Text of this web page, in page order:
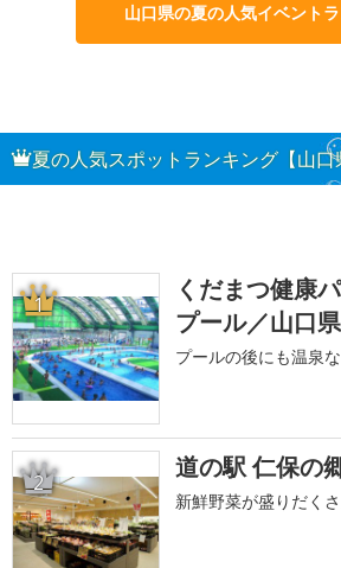
山口県の夏の人気イベント
夏の人気スポットランキング【山口
1
くだまつ健康
プール／山口県
プールの後にも温泉
2 道の駅 仁保の
新鮮野菜が盛りだく